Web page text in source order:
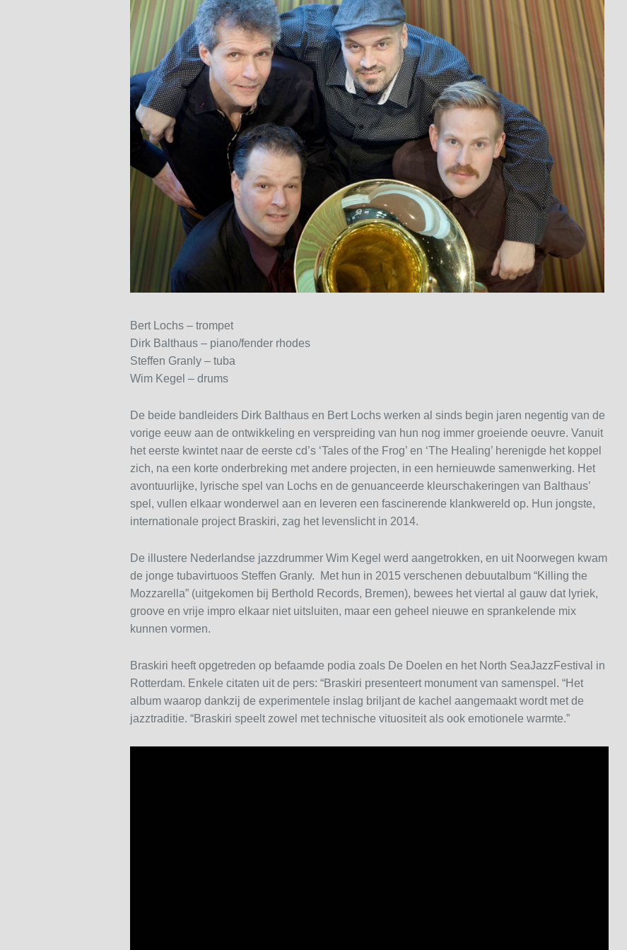
Bert Lochs – trompet
Dirk Balthaus – piano/fender rhodes
Steffen Granly – tuba
Wim Kegel – drums
De beide bandleiders Dirk Balthaus en Bert Lochs werken al sinds begin jaren negentig van de
vorige eeuw aan de ontwikkeling en verspreiding van hun nog immer groeiende oeuvre. Vanuit
het eerste kwintet naar de eerste cd’s ‘Tales of the Frog’ en ‘The Healing’ herenigde het koppel
zich, na een korte onderbreking met andere projecten, in een hernieuwde samenwerking. Het
avontuurlijke, lyrische spel van Lochs en de genuanceerde kleurschakeringen van Balthaus’
spel, vullen elkaar wonderwel aan en leveren een fascinerende klankwereld op. Hun jongste,
internationale project Braskiri, zag het levenslicht in 2014.
De illustere Nederlandse jazzdrummer Wim Kegel werd aangetrokken, en uit Noorwegen kwam
de jonge tubavirtuoos Steffen Granly. Met hun in 2015 verschenen debuutalbum “Killing the
Mozzarella” (uitgekomen bij Berthold Records, Bremen), bewees het viertal al gauw dat lyriek,
groove en vrije impro elkaar niet uitsluiten, maar een geheel nieuwe en sprankelende mix
kunnen vormen.
Braskiri heeft opgetreden op befaamde podia zoals De Doelen en het North SeaJazzFestival in
Rotterdam. Enkele citaten uit de pers: “Braskiri presenteert monument van samenspel. “Het
album waarop dankzij de experimentele inslag briljant de kachel aangemaakt wordt met de
jazztraditie. “Braskiri speelt zowel met technische vituositeit als ook emotionele warmte.”